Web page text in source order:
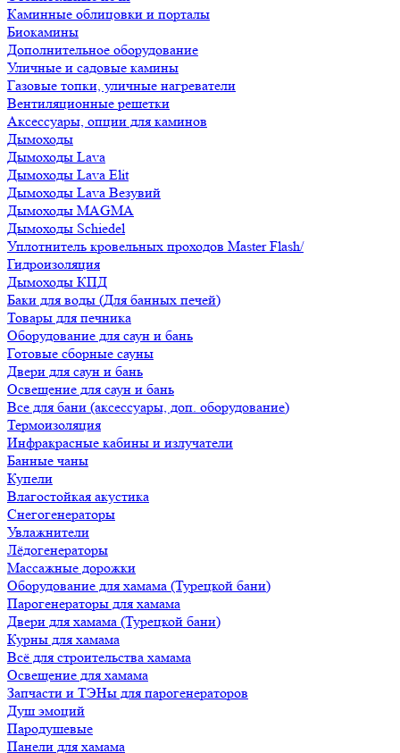
Каминные облицовки и порталы
Биокамины
Дополнительное оборудование
Уличные и садовые камины
Газовые топки, уличные нагреватели
Вентиляционные решетки
Аксессуары, опции для каминов
Дымоходы
Дымоходы Lava
Дымоходы Lava Elit
Дымоходы Lava Везувий
Дымоходы MAGMA
Дымоходы Schiedel
Уплотнитель кровельных проходов Master Flash/
Гидроизоляция
Дымоходы КПД
Баки для воды (Для банных печей)
Товары для печника
Оборудование для саун и бань
Готовые сборные сауны
Двери для саун и бань
Освещение для саун и бань
Все для бани (аксессуары, доп. оборудование)
Термоизоляция
Инфракрасные кабины и излучатели
Банные чаны
Купели
Влагостойкая акустика
Снегогенераторы
Увлажнители
Лёдогенераторы
Массажные дорожки
Оборудование для хамама (Турецкой бани)
Парогенераторы для хамама
Двери для хамама (Турецкой бани)
Курны для хамама
Всё для строительства хамама
Освещение для хамама
Запчасти и ТЭНы для парогенераторов
Душ эмоций
Пародушевые
Панели для хамама